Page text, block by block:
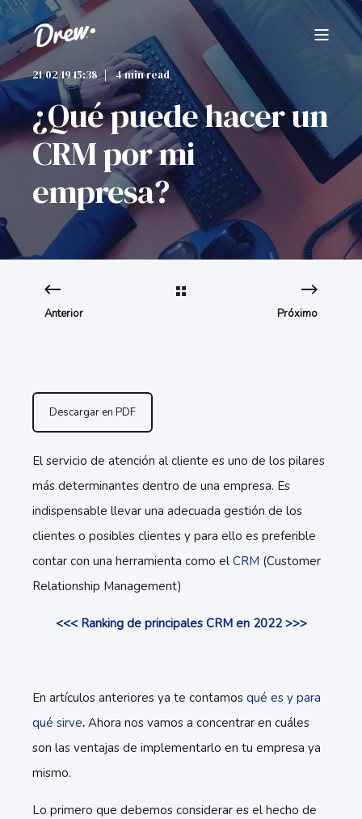
21/02/19 15:38 4 min read
¿Qué puede hacer un
CRM por mi
empresa?
Anterior Próximo
Descargar en PDF
El servicio de atención al cliente es uno de los pilares
más determinantes dentro de una empresa. Es
indispensable llevar una adecuada gestión de los
clientes o posibles clientes y para ello es preferible
contar con una herramienta como el CRM (Customer
Relationship Management)
<<< Ranking de principales CRM en 2022 >>>
En artículos anteriores ya te contamos qué es y para
qué sirve. Ahora nos vamos a concentrar en cuáles
son las ventajas de implementarlo en tu empresa ya
mismo.
Lo primero que debemos considerar es el hecho de